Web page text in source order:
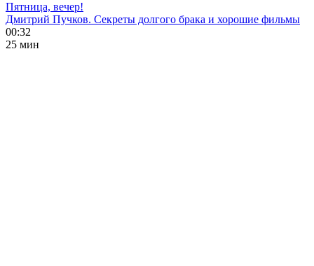
Пятница, вечер!
Дмитрий Пучков. Секреты долгого брака и хорошие фильмы
00:32
25 мин